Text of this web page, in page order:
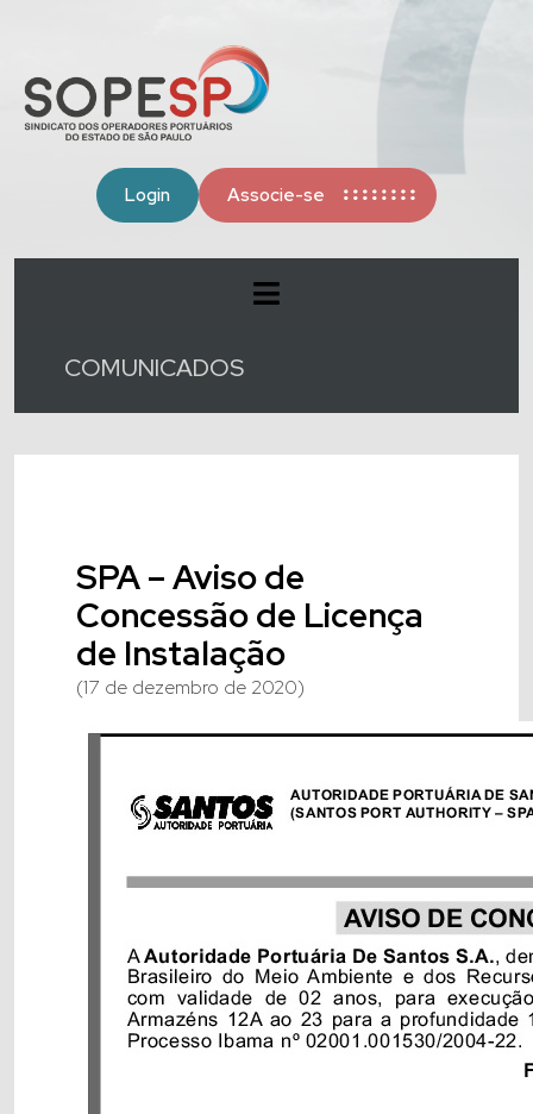
Login Associe-se
COMUNICADOS
SPA – Aviso de
Concessão de Licença
de Instalação
(17 de dezembro de 2020)